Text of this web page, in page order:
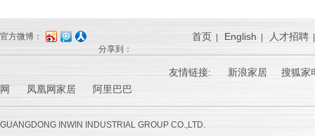
官方微博：
分享到：
首页 English 人才招聘
友情链接: 新浪家居 搜狐家
网 凤凰网家居 阿里巴巴
GUANGDONG INWIN INDUSTRIAL GROUP CO.,LTD.